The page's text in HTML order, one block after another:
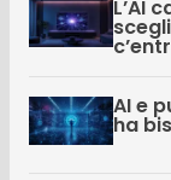
L’AI
AI e
ha